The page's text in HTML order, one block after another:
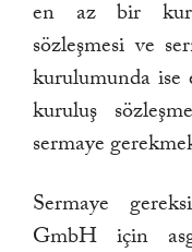
en az bir
sözleşmesi ve
kurulumunda ise
kuruluş
sermaye
Sermaye
GmbH için